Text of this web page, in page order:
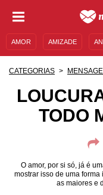
AMOR AMIZADE
MENSAGENS E FRASES
CATEGORIAS
TODO
O amor, por si só, já é
mostrar isso de uma
as maiores e